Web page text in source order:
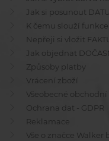
Jak si posunout
K čemu slouží funkce
Nepřeji si vložit
Jak objednat
Způsoby platby
Vrácení zboží
Všeobecné
Ochrana dat - GDPR
Reklamace
Vše o značce Walker